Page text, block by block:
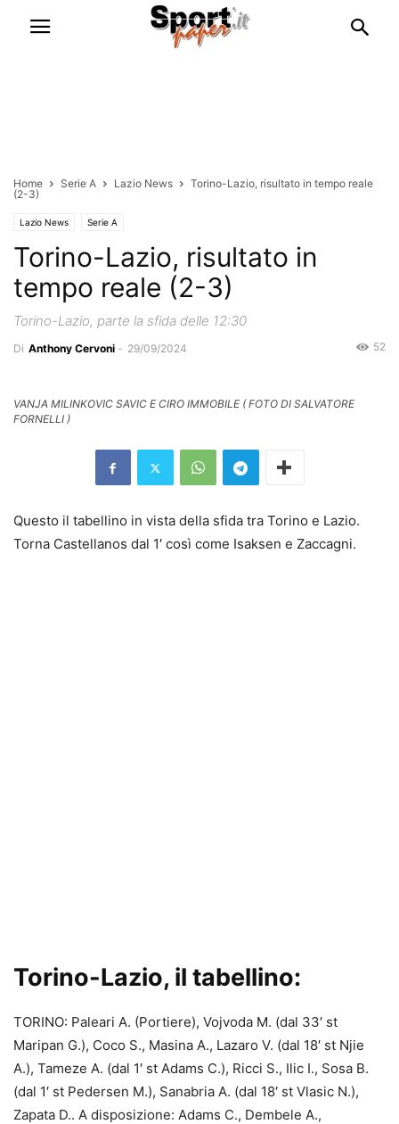
Home Serie A Lazio News
Torino-Lazio, risultato in tempo reale
(2-3)
Lazio News Serie A
Torino-Lazio, risultato in
tempo reale (2-3)
Torino-Lazio, parte la sfida delle 12:30
Di Anthony Cervoni - 29/09/2024 52
VANJA MILINKOVIC SAVIC E CIRO IMMOBILE ( FOTO DI SALVATORE
FORNELLI )
Questo il tabellino in vista della sfida tra Torino e Lazio.
Torna Castellanos dal 1′ così come Isaksen e Zaccagni.
Torino-Lazio, il tabellino:
TORINO: Paleari A. (Portiere), Vojvoda M. (dal 33′ st
Maripan G.), Coco S., Masina A., Lazaro V. (dal 18′ st Njie
A.), Tameze A. (dal 1′ st Adams C.), Ricci S., Ilic I., Sosa B.
(dal 1′ st Pedersen M.), Sanabria A. (dal 18′ st Vlasic N.),
Zapata D.. A disposizione: Adams C., Dembele A.,